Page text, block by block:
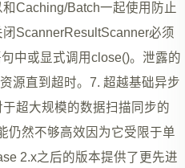
Caching/Batch一起使用防止
ScannerResultScanner必须
中或显式调用close()。泄露的
源直到超时。7. 超越基础异步
超大规模的数据扫描同步的
仍然不够高效因为它受限于单
2.x之后的版本提供了更先进